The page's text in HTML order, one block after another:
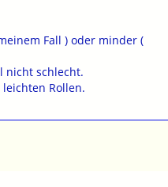
Fall ) oder minder (
nicht schlecht.
Rollen.